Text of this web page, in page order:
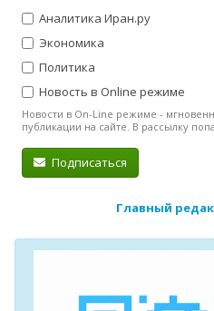
Аналитика Иран.ру
Экономика
Политика
Новость в Online режиме
Новости в On-Line режиме -
публикации на сайте. В рассылку
Подписаться
Главный